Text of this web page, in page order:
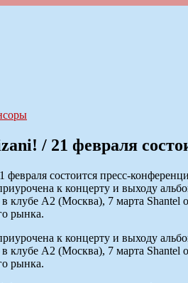
песни
/ 21 февраля
к концерту и выходу
клубе А2 (Москва), 7 марта
рынка.
к концерту и выходу
клубе А2 (Москва), 7 марта
рынка.